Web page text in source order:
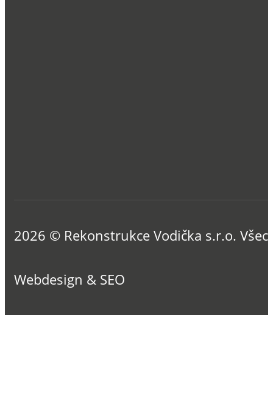
2026 © Rekonstrukce Vodička s.r.o.
Webdesign & SEO